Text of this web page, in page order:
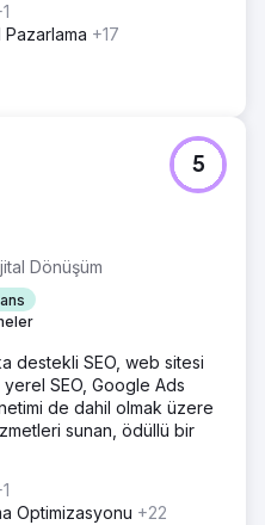
+17
Dönüşüm
5
destekli SEO, web sitesi
yerel SEO, Google Ads
de dahil olmak üzere
sunan, ödüllü bir
Optimizasyonu +22